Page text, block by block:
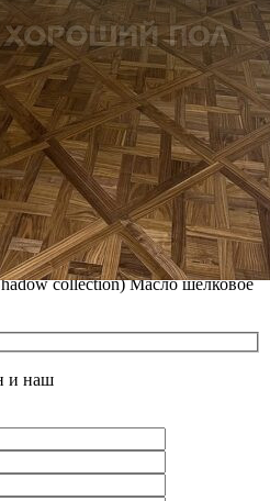
РЕСТАВРАЦИЯ
ВМЯТИН НА ПАРКЕТЕ.
И ТВЕРДЫМ ВОСКОМ
Дуб Скалистый риф (Rocky
collection) Масло шелковое
и наш